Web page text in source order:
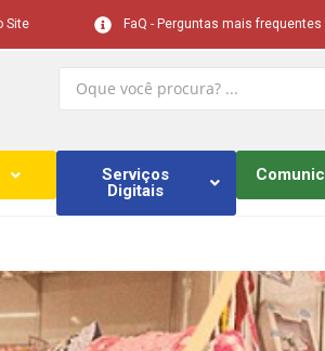
Site FaQ - Perguntas mais frequentes
Serviços
Digitais